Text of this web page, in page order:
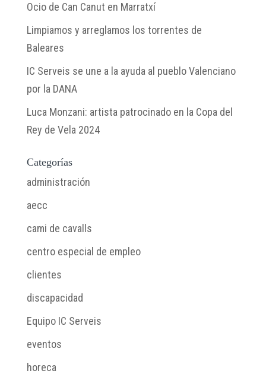
Ocio de Can Canut en Marratxí
Limpiamos y arreglamos los torrentes de
Baleares
IC Serveis se une a la ayuda al pueblo Valenciano
por la DANA
Luca Monzani: artista patrocinado en la Copa del
Rey de Vela 2024
Categorías
administración
aecc
cami de cavalls
centro especial de empleo
clientes
discapacidad
Equipo IC Serveis
eventos
horeca